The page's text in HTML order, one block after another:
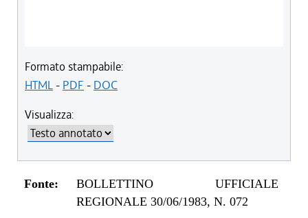
Formato stampabile:
HTML- PDF - DOC
Visualizza:
Fonte:
BOLLETTINO UFFICIALE
REGIONALE 30/06/1983, N. 072